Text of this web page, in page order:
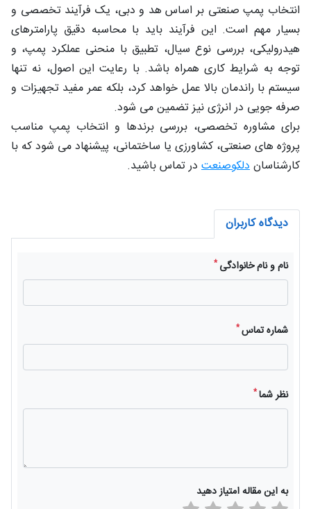
انتخاب پمپ صنعتی بر اساس هد و دبی، یک فرآیند تخصصی و
بسیار مهم است. این فرآیند باید با محاسبه دقیق پارامترهای
هیدرولیکی، بررسی نوع سیال، تطبیق با منحنی عملکرد پمپ، و
توجه به شرایط کاری همراه باشد. با رعایت این اصول، نه‌ تنها
سیستم با راندمان بالا عمل خواهد کرد، بلکه عمر مفید تجهیزات و
صرفه‌ جویی در انرژی نیز تضمین می‌ شود.
برای مشاوره تخصصی، بررسی برندها و انتخاب پمپ مناسب
پروژه‌ های صنعتی، کشاورزی یا ساختمانی، پیشنهاد می‌ شود که با
کارشناساندلکوصنعت در تماس باشید.
دیدگاه کاربران
نام و نام خانوادگی*
شماره تماس*
نظر شما*
به این مقاله امتیاز دهید